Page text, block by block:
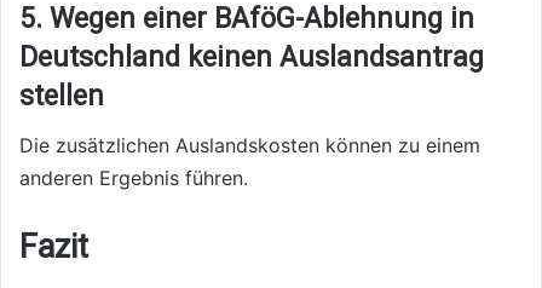
5. Wegen einer BAföG-Ablehnung in
Deutschland keinen Auslandsantrag
stellen
Die zusätzlichen Auslandskosten können zu einem
anderen Ergebnis führen.
Fazit